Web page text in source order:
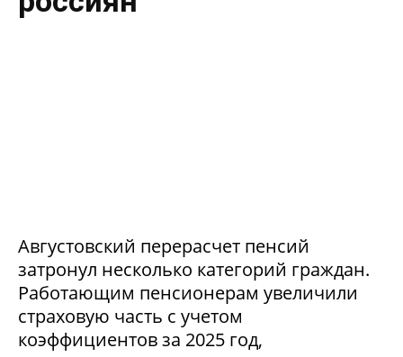
Августовский перерасчет пенсий
затронул несколько категорий граждан.
Работающим пенсионерам увеличили
страховую часть с учетом
коэффициентов за 2025 год,